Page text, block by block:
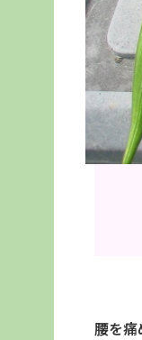
腰を